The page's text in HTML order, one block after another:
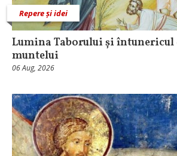
Repere și idei
Lumina Taborului și întunericul
muntelui
06 Aug, 2026